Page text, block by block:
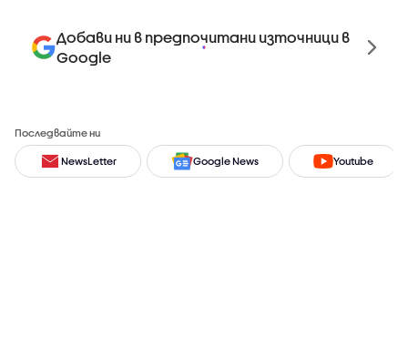
Добави ни в предпочитани източници в
Google
Последвайте ни
NewsLetter Google News Youtube